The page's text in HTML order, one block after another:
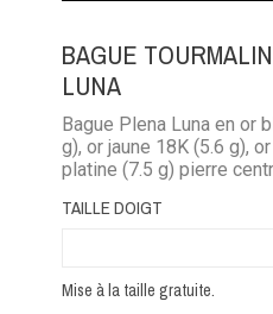
BAGUE
LUNA
Bague Plena Luna en or
g), or jaune 18K (5.6 g),
platine (7.5 g) pierre
TAILLE DOIGT
Mise à la taille gratuite.